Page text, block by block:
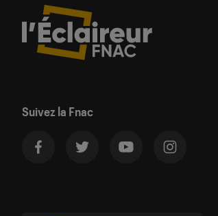
Suivez la Fnac